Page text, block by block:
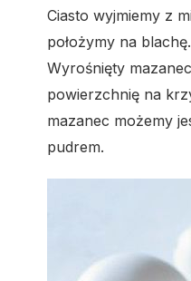
Ciasto wyjmiemy z
położymy na
Wyrośnięty
powierzchnię na
mazanec możemy
pudrem.